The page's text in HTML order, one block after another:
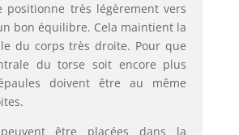
positionne très légèrement vers
bon équilibre. Cela maintient la
du corps très droite. Pour que
du torse soit encore plus
doivent être au même
être placées dans la